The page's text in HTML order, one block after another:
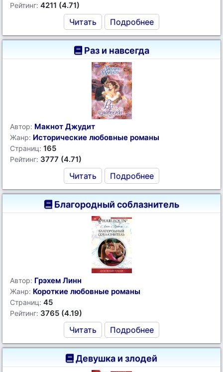
Рейтинг: 4211 (4.71)
Читать Подробнее
Раз и навсегда
Автор: Макнот Джудит
Жанр: Исторические любовные романы
Страниц: 165
Рейтинг: 3777 (4.71)
Читать Подробнее
Благородный соблазнитель
Автор: Грэхем Линн
Жанр: Короткие любовные романы
Страниц: 45
Рейтинг: 3765 (4.19)
Читать Подробнее
Девушка и злодей